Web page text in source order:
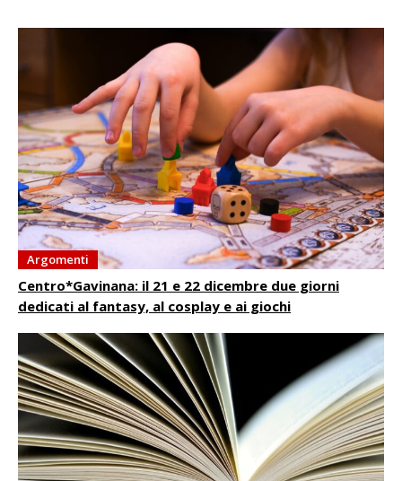
Argomenti
Centro*Gavinana: il 21 e 22 dicembre due giorni
dedicati al fantasy, al cosplay e ai giochi